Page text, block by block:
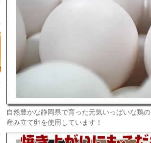
自然豊かな静岡県で育った元気いっぱいな鶏の
産み立て卵を使用しています！